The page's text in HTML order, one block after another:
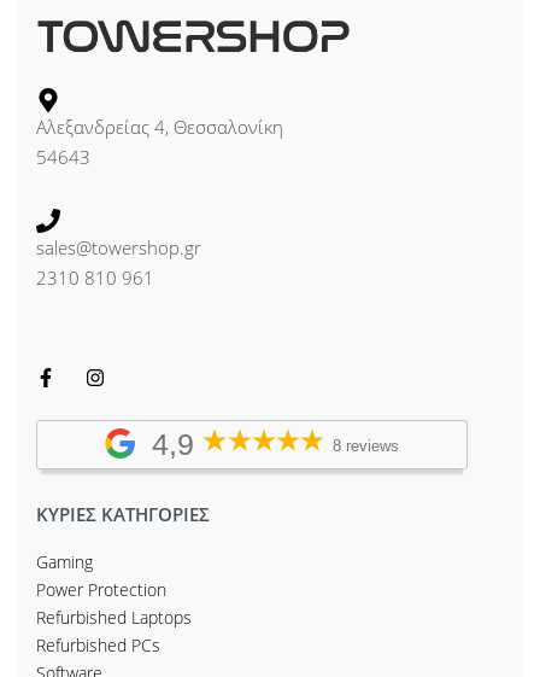
Αλεξανδρείας 4, Θεσσαλονίκη
54643
sales@towershop.gr
2310 810 961
4,9 8 reviews
ΚΥΡΙΕΣ ΚΑΤΗΓΟΡΙΕΣ
Gaming
Power Protection
Refurbished Laptops
Refurbished PCs